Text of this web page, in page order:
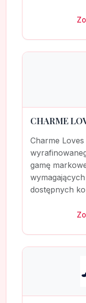
CHARME
Charme
gamę
dostępnych